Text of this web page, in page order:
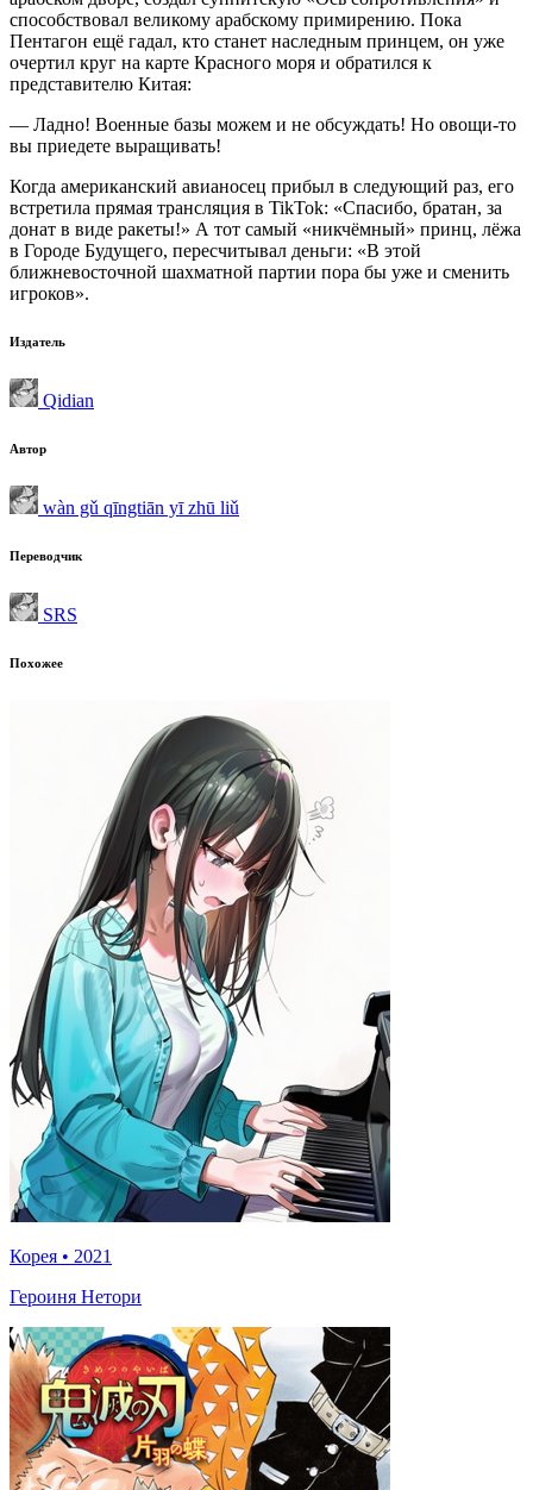
способствовал великому арабскому примирению. Пока
Пентагон ещё гадал, кто станет наследным принцем, он уже
очертил круг на карте Красного моря и обратился к
представителю Китая:
— Ладно! Военные базы можем и не обсуждать! Но овощи-то
вы приедете выращивать!
Когда американский авианосец прибыл в следующий раз, его
встретила прямая трансляция в TikTok: «Спасибо, братан, за
донат в виде ракеты!» А тот самый «никчёмный» принц, лёжа
в Городе Будущего, пересчитывал деньги: «В этой
ближневосточной шахматной партии пора бы уже и сменить
игроков».
Издатель
Qidian
Автор
wàn gǔ qīngtiān yī zhū liǔ
Переводчик
SRS
Похожее
Корея • 2021
Героиня Нетори